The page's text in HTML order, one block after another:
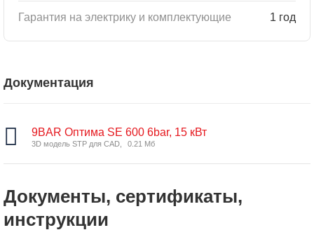
Гарантия на электрику и комплектующие 1 год
Документация
9BAR Оптима SE 600 6bar, 15 кВт
3D модель STP для CAD, 0.21 Мб
Документы, сертификаты,
инструкции